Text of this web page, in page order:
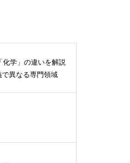
化学」の違いを解説
異なる専門領域